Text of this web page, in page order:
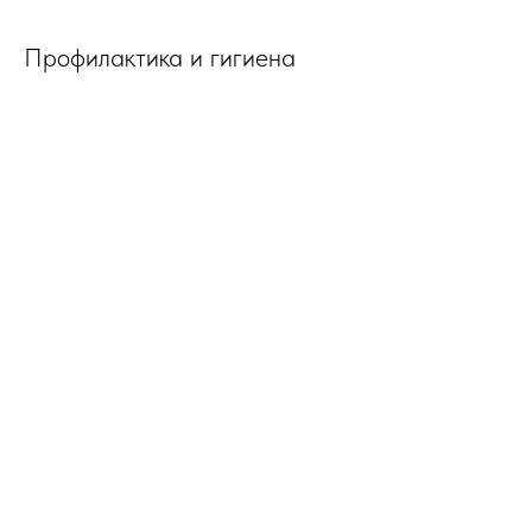
Профилактика и гигиена